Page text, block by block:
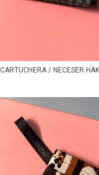
CARTUCHERA / NECESER